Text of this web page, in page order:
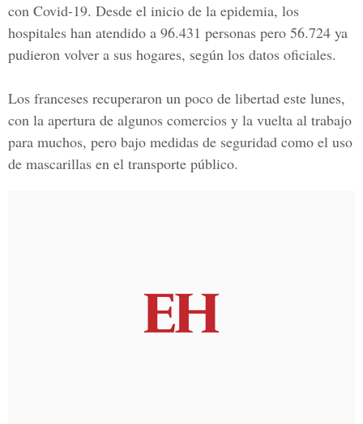
con Covid-19. Desde el inicio de la epidemia, los
hospitales han atendido a 96.431 personas pero 56.724 ya
pudieron volver a sus hogares, según los datos oficiales.
Los franceses recuperaron un poco de libertad este lunes,
con la apertura de algunos comercios y la vuelta al trabajo
para muchos, pero bajo medidas de seguridad como el uso
de mascarillas en el transporte público.